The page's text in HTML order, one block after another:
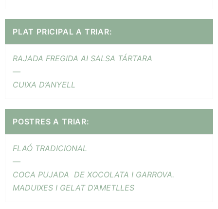
PLAT PRICIPAL A TRIAR:
RAJADA FREGIDA AI SALSA TÁRTARA
—
CUIXA D’ANYELL
POSTRES A TRIAR:
FLAÓ TRADICIONAL
—
COCA PUJADA DE XOCOLATA I GARROVA.
MADUIXES I GELAT D’AMETLLES